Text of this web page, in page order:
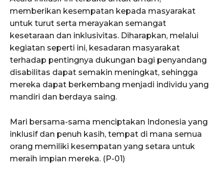
memberikan kesempatan kepada masyarakat
untuk turut serta merayakan semangat
kesetaraan dan inklusivitas. Diharapkan, melalui
kegiatan seperti ini, kesadaran masyarakat
terhadap pentingnya dukungan bagi penyandang
disabilitas dapat semakin meningkat, sehingga
mereka dapat berkembang menjadi individu yang
mandiri dan berdaya saing.
Mari bersama-sama menciptakan Indonesia yang
inklusif dan penuh kasih, tempat di mana semua
orang memiliki kesempatan yang setara untuk
meraih impian mereka. (P-01)